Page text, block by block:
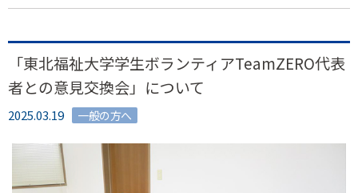
「東北福祉大学学生ボランティアTeamZERO代表
者との意見交換会」について
2025.03.19 一般の方へ